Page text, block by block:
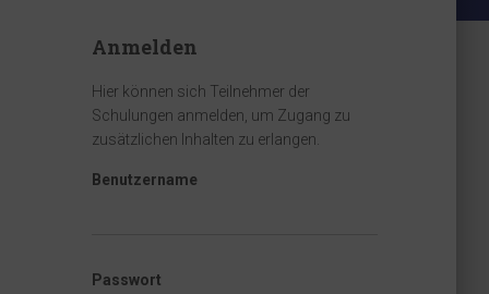
Anmelden
Hier können sich Teilnehmer der
Schulungen anmelden, um Zugang zu
zusätzlichen Inhalten zu erlangen.
Benutzername
Passwort